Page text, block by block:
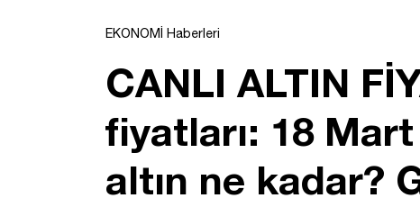
EKONOMİ Haberleri
CANLI ALTIN
fiyatları: 18
altın ne kadar?